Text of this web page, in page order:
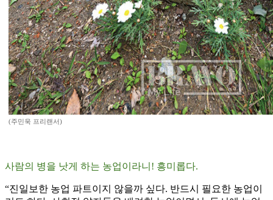
(주민욱 프리랜서)
사람의 병을 낫게 하는 농업이라니! 흥미롭다.
“진일보한 농업 파트이지 않을까 싶다. 반드시 필요한 농업이